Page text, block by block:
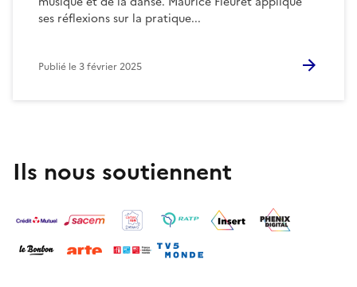
ses réflexions sur la pratique...
Publié le3 février 2025
Ils nous soutiennent